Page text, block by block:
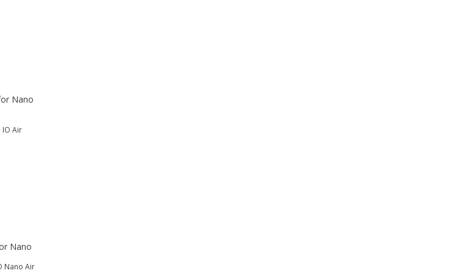
Nano
IO Air
Nano
Nano Air